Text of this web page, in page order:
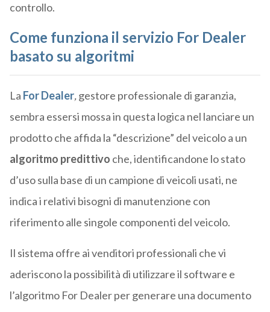
controllo.
Come funziona il servizio For Dealer
basato su algoritmi
La For Dealer,gestore professionale di garanzia,
sembra essersi mossa in questa logica nel lanciare un
prodotto che affida la “descrizione” del veicolo a un
algoritmo predittivo che, identificandone lo stato
d’uso sulla base di un campione di veicoli usati, ne
indica i relativi bisogni di manutenzione con
riferimento alle singole componenti del veicolo.
Il sistema offre ai venditori professionali che vi
aderiscono la possibilità di utilizzare il software e
l’algoritmo For Dealer per generare una documento